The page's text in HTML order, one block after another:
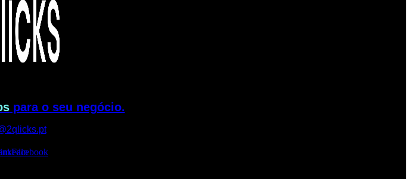
para o seu negócio.
Facebook